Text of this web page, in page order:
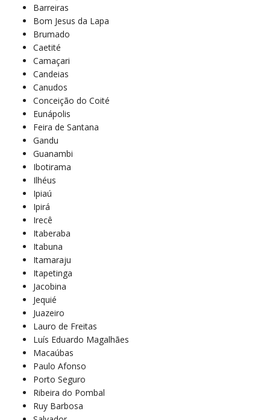
Barreiras
Bom Jesus da Lapa
Brumado
Caetité
Camaçari
Candeias
Canudos
Conceição do Coité
Eunápolis
Feira de Santana
Gandu
Guanambi
Ibotirama
Ilhéus
Ipiaú
Ipirá
Irecê
Itaberaba
Itabuna
Itamaraju
Itapetinga
Jacobina
Jequié
Juazeiro
Lauro de Freitas
Luís Eduardo Magalhães
Macaúbas
Paulo Afonso
Porto Seguro
Ribeira do Pombal
Ruy Barbosa